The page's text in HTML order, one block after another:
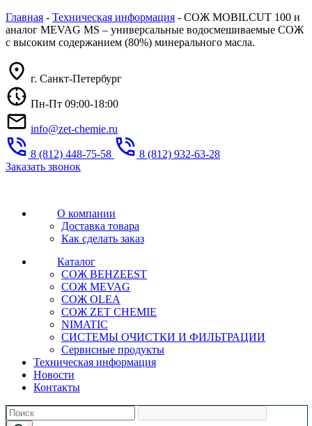
Главная - Техническая информация - СОЖ MOBILCUT 100 и
аналог MEVAG MS – универсальные водосмешиваемые СОЖ
с высоким содержанием (80%) минерального масла.
г. Санкт-Петербург
Пн-Пт 09:00-18:00
info@zet-chemie.ru
8 (812) 448-75-58
8 (812) 932-63-28
Заказать звонок
О компании
Доставка товара
Как сделать заказ
Каталог
СОЖ BEHZEEST
СОЖ MEVAG
СОЖ OLEA
СОЖ ZET CHEMIE
NIMATIC
СИСТЕМЫ ОЧИСТКИ И ФИЛЬТРАЦИИ
Сервисные продукты
Техническая информация
Новости
Контакты